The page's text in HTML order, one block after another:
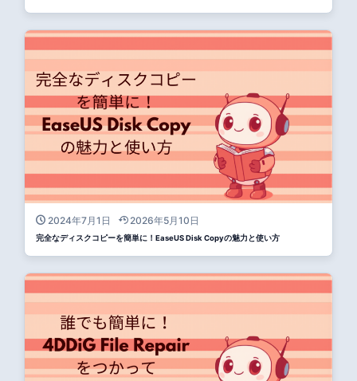
2024年7月1日 2026年5月10日
完全なディスクコピーを簡単に！EaseUS Disk Copyの魅力と使い方